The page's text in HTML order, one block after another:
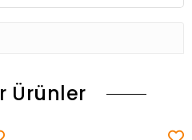
Ürünler